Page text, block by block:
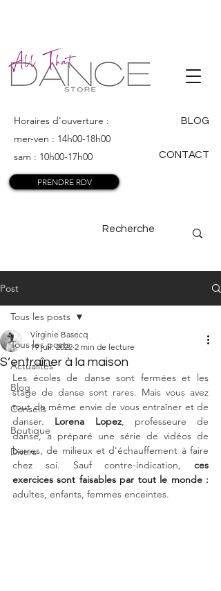
ALL THAT
DANCE
Horaires d'ouverture :
mer-ven : 14h00-18h00
sam : 10h00-17h00
BLOG
CONTACT
PRENDRE RDV
Post
Tous les posts
Actualités
Blog
Conseils
Boutique
Divers
Tous les posts
S’entraîner à la maison
Virginie Basecq
19 juil. 2022 2 min de lecture
Les écoles de danse sont fermées et les
stage de danse sont rares. Mais vous avez
tout de même envie de vous entraîner et de
danser. Lorena Lopez, professeure de
danse, a préparé une série de vidéos de
barres, de milieux et d'échauffement à faire
chez soi. Sauf contre-indication, ces
exercices sont faisables par tout le monde :
adultes, enfants, femmes enceintes.